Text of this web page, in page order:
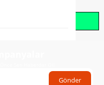
Gönder